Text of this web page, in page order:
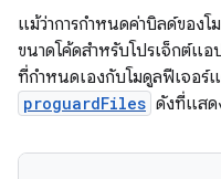
แม้ว่าการกำหนดค่าบิลด์ของ
ขนาดโค้ดสำหรับโปรเจ็กต์แ
ที่กำหนดเองกับโมดูลฟีเจอร์
proguardFiles ดังที่แสด